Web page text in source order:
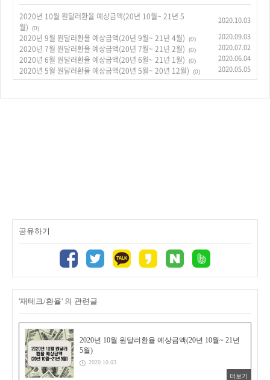
2020년 10월 원달러환율 예상금액(20년 10월~ 21년 5
월)
(0)
2020.10.03
2020년 9월 원달러환율 예상금액(20년 9월~ 21년 4월) (0) 2020.09.03
2020년 7월 원달러환율 예상금액(20년 7월~ 21년 2월) (0) 2020.07.02
2020년 6월 원달러환율 예상금액(20년 6월~ 21년 1월) (0) 2020.06.04
2020년 5월 원달러환율 예상금액(20년 5월~ 20년 12월) (0) 2020.05.05
공유하기
'재테크/환율' 의 관련글
2020년 10월 원달러환율 예상금액(20년 10월~ 21년
5월)
2020.10.03
더보기